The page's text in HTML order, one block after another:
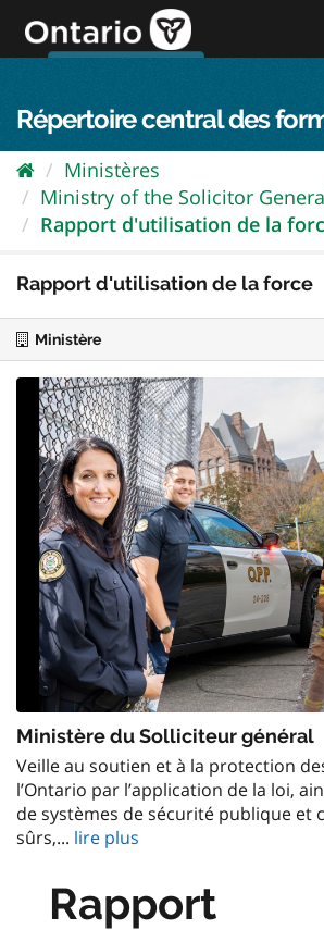
directement
au
Répertoire central des
Ministères
Ministry of the Solicitor
Rapport d'utilisation de la
Rapport d'utilisation de la force
Ministère
Ministère du Solliciteur général
Veille au soutien et à la protection
l’Ontario par l’application de la loi,
de systèmes de sécurité publique et
sûrs,... lire plus
Rapport